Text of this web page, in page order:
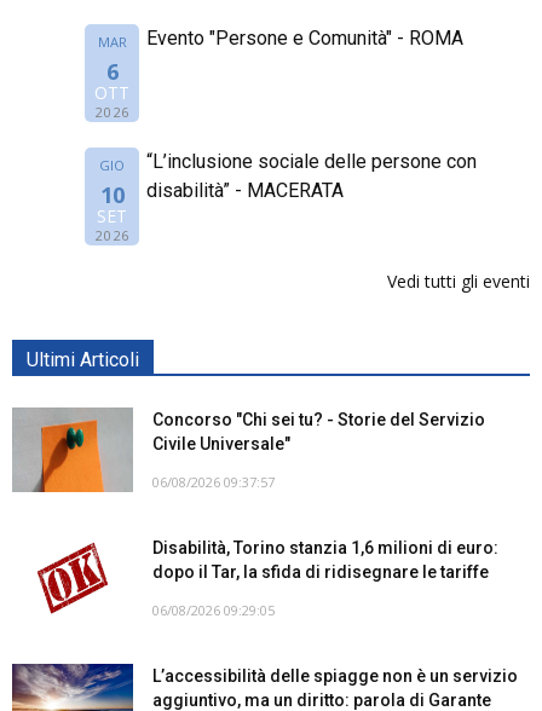
MAR
6
OTT
2026
Evento "Persone e Comunità" - ROMA
GIO
10
SET
2026
“L’inclusione sociale delle persone con
disabilità” - MACERATA
Vedi tutti gli eventi
Ultimi Articoli
Concorso "Chi sei tu? - Storie del Servizio
Civile Universale"
06/08/2026 09:37:57
Disabilità, Torino stanzia 1,6 milioni di euro:
dopo il Tar, la sfida di ridisegnare le tariffe
06/08/2026 09:29:05
L’accessibilità delle spiagge non è un servizio
aggiuntivo, ma un diritto: parola di Garante